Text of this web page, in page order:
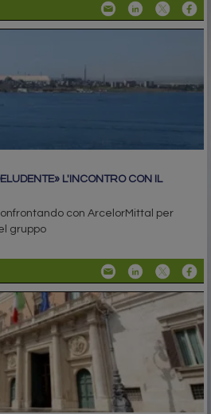
L'INCONTRO CON IL
con ArcelorMittal per
gruppo